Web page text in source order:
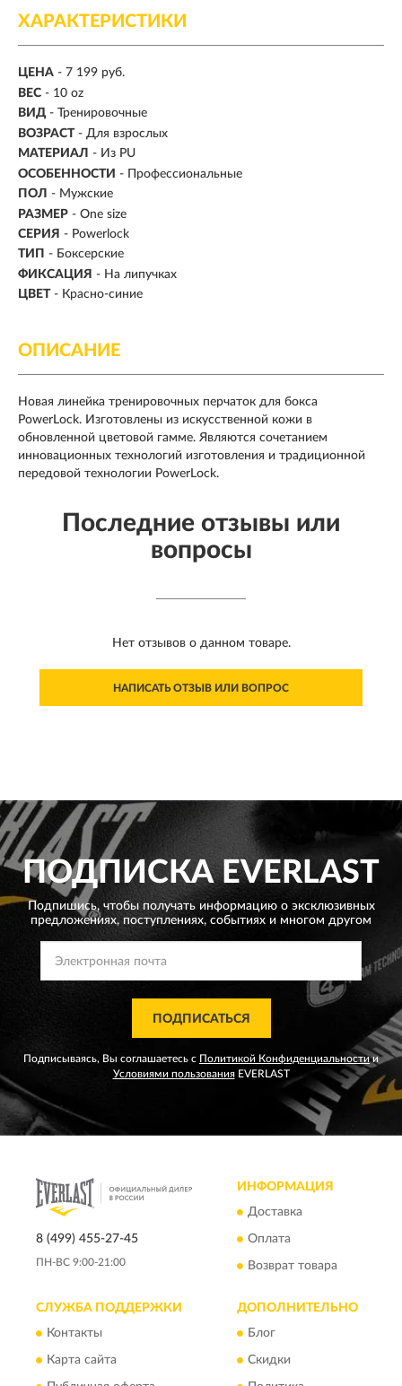
ХАРАКТЕРИСТИКИ
ЦЕНА - 7 199 руб.
ВЕС - 10 oz
ВИД - Тренировочные
ВОЗРАСТ - Для взрослых
МАТЕРИАЛ - Из PU
ОСОБЕННОСТИ - Профессиональные
ПОЛ - Мужские
РАЗМЕР - One size
СЕРИЯ - Powerlock
ТИП - Боксерские
ФИКСАЦИЯ - На липучках
ЦВЕТ - Красно-синие
ОПИСАНИЕ
Новая линейка тренировочных перчаток для бокса
PowerLock. Изготовлены из искусственной кожи в
обновленной цветовой гамме. Являются сочетанием
инновационных технологий изготовления и традиционной
передовой технологии PowerLock.
Последние отзывы или
вопросы
Нет отзывов о данном товаре.
НАПИСАТЬ ОТЗЫВ ИЛИ ВОПРОС
ПОДПИСКАEVERLAST
Подпишись, чтобы получать информацию о эксклюзивных
предложениях, поступлениях, событиях и многом другом
ПОДПИСАТЬСЯ
Подписываясь, Вы соглашаетесь с Политикой Конфиденциальности и
Условиями пользованияEVERLAST
8 (499) 455-27-45
ПН-ВС 9:00-21:00
ИНФОРМАЦИЯ
Доставка
Оплата
Возврат товара
СЛУЖБА ПОДДЕРЖКИ
Контакты
Карта сайта
ДОПОЛНИТЕЛЬНО
Блог
Скидки